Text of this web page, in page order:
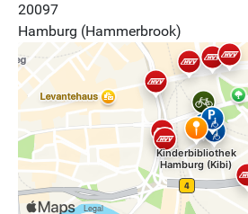
20097
Hamburg (Hammerbrook)